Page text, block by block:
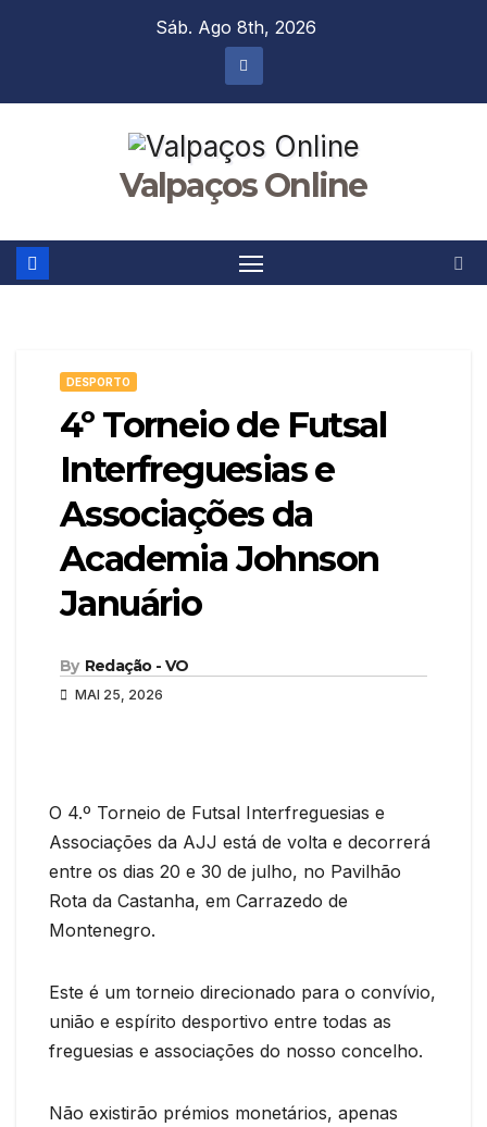
Sáb. Ago 8th, 2026
Valpaços Online
DESPORTO
4º Torneio de Futsal
Interfreguesias e
Associações da
Academia Johnson
Januário
By Redação - VO
MAI 25, 2026
O 4.º Torneio de Futsal Interfreguesias e
Associações da AJJ está de volta e decorrerá
entre os dias 20 e 30 de julho, no Pavilhão
Rota da Castanha, em Carrazedo de
Montenegro.
Este é um torneio direcionado para o convívio,
união e espírito desportivo entre todas as
freguesias e associações do nosso concelho.
Não existirão prémios monetários, apenas